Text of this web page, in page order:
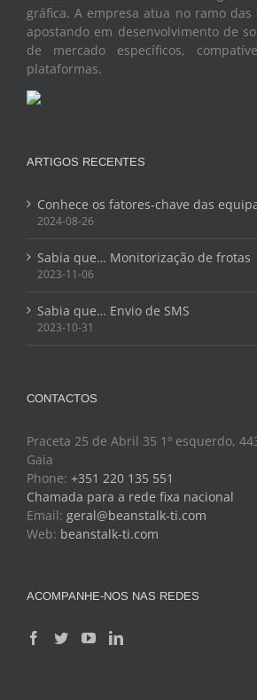
gráfica. A empresa atua no ramo das
apostando em desenvolvimento de
de mercado específicos,
plataformas.
ARTIGOS RECENTES
Conhece os fatores-chave das
2024-08-26
Sabia que… Monitorização de frotas
2023-11-06
Sabia que… Envio de SMS
2023-10-31
CONTACTOS
Praceta 25 de Abril 35 1º esquerdo,
Gaia
Phone: +351 220 135 551
Chamada para a rede fixa nacional
Email: geral@beanstalk-ti.com
Web: beanstalk-ti.com
ACOMPANHE-NOS NAS REDES